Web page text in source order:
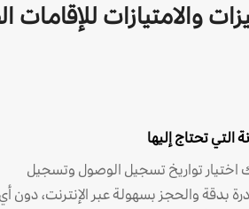
والامتيازات للإقامات
التي تحتاج إليها
اختيار تواريخ تسجيل الوصول وتسجيل
بدقة والحجز بسهولة عبر الإنترنت، دون أي